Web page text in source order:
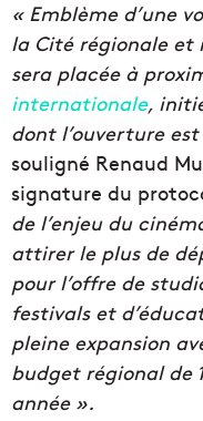
« Emblème d’une
la Cité régionale et
sera placée à
internationale,
dont l’ouverture
souligné Renaud
signature du
de l’enjeu du
attirer le plus de
pour l’offre de
festivals et
pleine expansion
budget régional de
année ».